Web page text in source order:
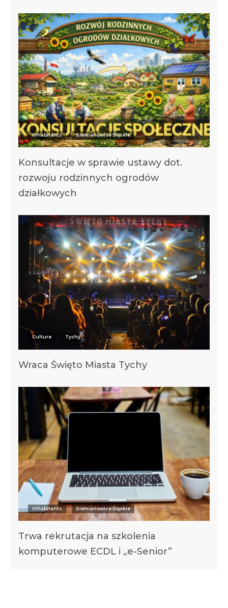
Inhabitants Siemianowice Śląskie
Konsultacje w sprawie ustawy dot.
rozwoju rodzinnych ogrodów
działkowych
Culture Tychy
Wraca Święto Miasta Tychy
Inhabitants Siemianowice Śląskie
Trwa rekrutacja na szkolenia
komputerowe ECDL i „e-Senior”